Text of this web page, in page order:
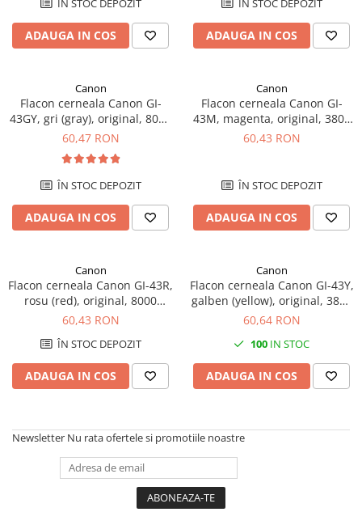
Hard disk-uri externe
Placi captura
Adaptoare PCI / PCIe
Accesorii retelistica
ÎN STOC DEPOZIT
ADAUGA IN COS
ÎN STOC DEPOZIT
ADAUGA IN COS
Canon
Flacon cerneala Canon GI-
43GY, gri (gray), original, 8000
pagini
60,47 RON
ÎN STOC DEPOZIT
ADAUGA IN COS
Canon
Flacon cerneala Canon GI-
43M, magenta, original, 3800
fotografii, 60 ml
60,43 RON
ÎN STOC DEPOZIT
ADAUGA IN COS
Canon
Flacon cerneala Canon GI-43R,
rosu (red), original, 8000
pagini, 60 ml
60,43 RON
ÎN STOC DEPOZIT
ADAUGA IN COS
Canon
Flacon cerneala Canon GI-43Y,
galben (yellow), original, 3800
fotografii, 60 ml
60,64 RON
100 IN STOC
ADAUGA IN COS
Newsletter Nu rata ofertele si promotiile noastre